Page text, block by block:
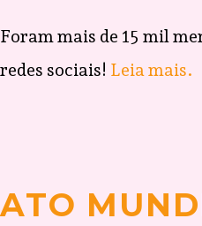
Foram mais de 15 mil
redes sociais! Leia mais.
ATO